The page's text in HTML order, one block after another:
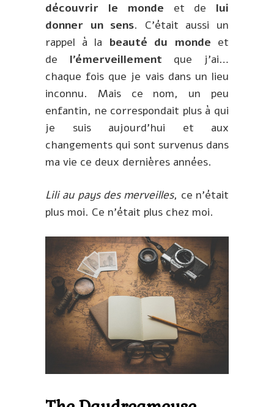
découvrir le monde et de lui
donner un sens. C’était aussi un
rappel à la beauté du monde et
de l’émerveillement que j’ai…
chaque fois que je vais dans un lieu
inconnu. Mais ce nom, un peu
enfantin, ne correspondait plus à qui
je suis aujourd’hui et aux
changements qui sont survenus dans
ma vie ce deux dernières années.
Lili au pays des merveilles, ce n’était
plus moi. Ce n’était plus chez moi.